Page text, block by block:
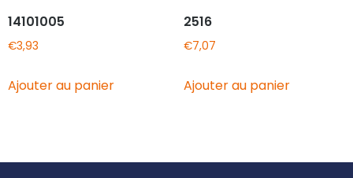
14101005
€3,93
Ajouter au panier
2516
€7,07
Ajouter au panier